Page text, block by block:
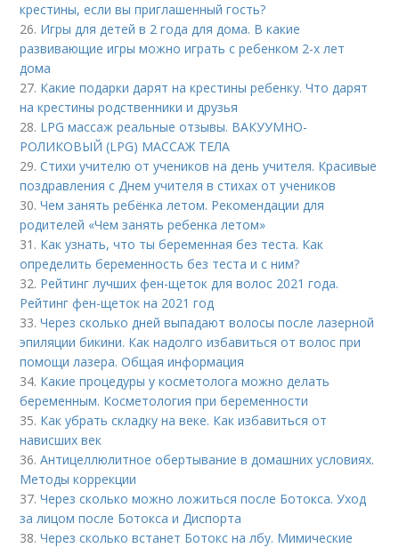
крестины, если вы приглашенный гость?
26. Игры для детей в 2 года для дома. В какие
развивающие игры можно играть с ребенком 2-х лет
дома
27. Какие подарки дарят на крестины ребенку. Что дарят
на крестины родственники и друзья
28. LPG массаж реальные отзывы. ВАКУУМНО-
РОЛИКОВЫЙ (LPG) МАССАЖ ТЕЛА
29.Стихи учителю от учеников на день учителя. Красивые
поздравления с Днем учителя в стихах от учеников
30.Чем занять ребёнка летом. Рекомендации для
родителей «Чем занять ребенка летом»
31. Как узнать, что ты беременная без теста. Как
определить беременность без теста и с ним?
32. Рейтинг лучших фен-щеток для волос 2021 года.
Рейтинг фен-щеток на 2021 год
33.Через сколько дней выпадают волосы после лазерной
эпиляции бикини. Как надолго избавиться от волос при
помощи лазера. Общая информация
34. Какие процедуры у косметолога можно делать
беременным. Косметология при беременности
35. Как убрать складку на веке. Как избавиться от
нависших век
36.Антицеллюлитное обертывание в домашних условиях.
Методы коррекции
37.Через сколько можно ложиться после Ботокса. Уход
за лицом после Ботокса и Диспорта
38.Через сколько встанет Ботокс на лбу. Мимические